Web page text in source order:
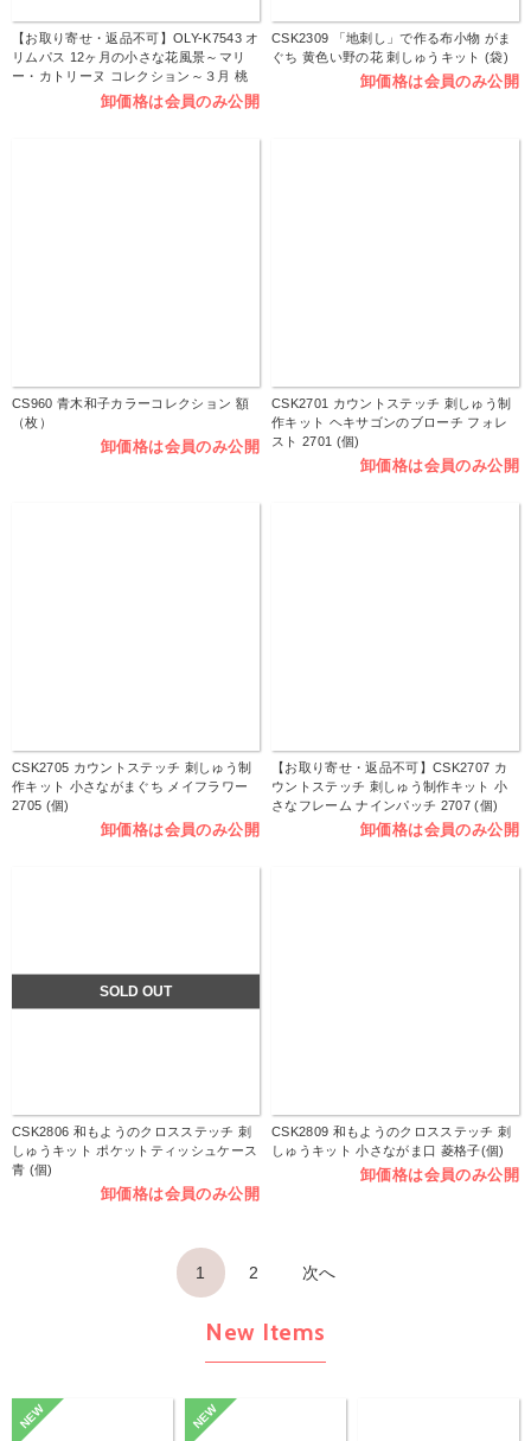
【お取り寄せ・返品不可】OLY-K7543 オ
リムパス 12ヶ月の小さな花風景～マリ
ー・カトリーヌ コレクション～３月 桃
の花とお雛様 刺しゅうキット (組)
卸価格は会員のみ公開
CSK2309 「地刺し」で作る布小物 がま
ぐち 黄色い野の花 刺しゅうキット (袋)
卸価格は会員のみ公開
CS960 青木和子カラーコレクション 額
（枚）
卸価格は会員のみ公開
CSK2701 カウントステッチ 刺しゅう制
作キット ヘキサゴンのブローチ フォレ
スト 2701 (個)
卸価格は会員のみ公開
CSK2705 カウントステッチ 刺しゅう制
作キット 小さながまぐち メイフラワー
2705 (個)
卸価格は会員のみ公開
【お取り寄せ・返品不可】CSK2707 カ
ウントステッチ 刺しゅう制作キット 小
さなフレーム ナインパッチ 2707 (個)
卸価格は会員のみ公開
SOLD OUT
CSK2806 和もようのクロスステッチ 刺
しゅうキット ポケットティッシュケース
青 (個)
卸価格は会員のみ公開
CSK2809 和もようのクロスステッチ 刺
しゅうキット 小さながま口 菱格子(個)
卸価格は会員のみ公開
1 2 次へ
New Items
NEW NEW